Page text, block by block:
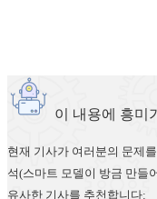
이 내용에 흥미
현재 기사가 여러분의 문제
석(스마트 모델이 방금 만들
유사한 기사를 추천합니다: